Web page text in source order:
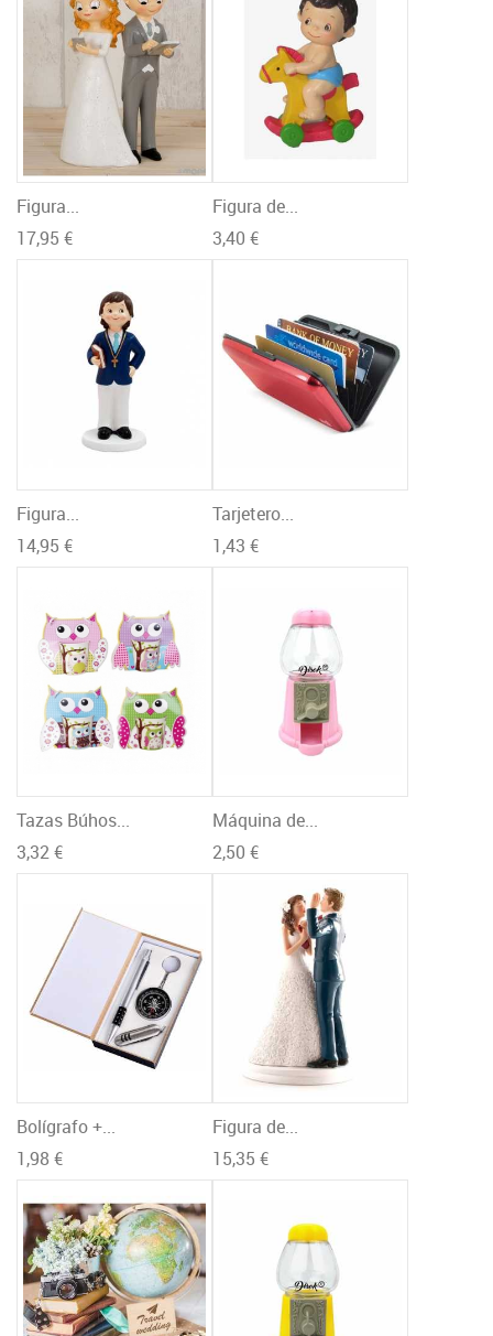
Figura...
17,95 €
Figura de...
3,40 €
Figura...
14,95 €
Tarjetero...
1,43 €
Tazas Búhos...
3,32 €
Máquina de...
2,50 €
Bolígrafo +...
1,98 €
Figura de...
15,35 €